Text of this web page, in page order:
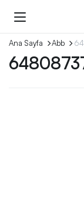
Ana Sayfa Abb